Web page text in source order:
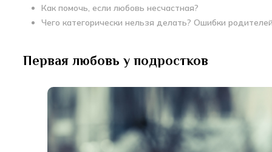
Как помочь, если любовь несчастная?
Чего категорически нельзя делать? Ошибки
Первая любовь у подростков